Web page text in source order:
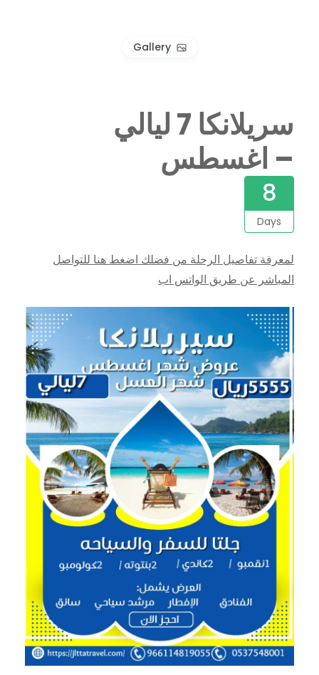
Gallery
سريلانكا 7 ليالي
– اغسطس
8
Days
لمعرفة تفاصيل الرحلة من فضلك اضغط هنا للتواصل
المباشر عن طريق الواتس اب